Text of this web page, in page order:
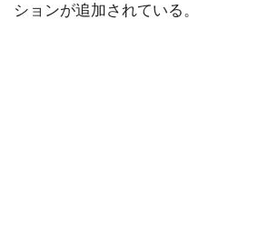
ションが追加されている。